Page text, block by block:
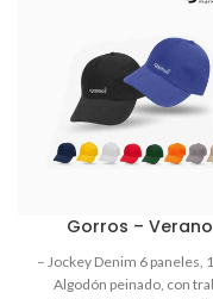
Gorros – Verano